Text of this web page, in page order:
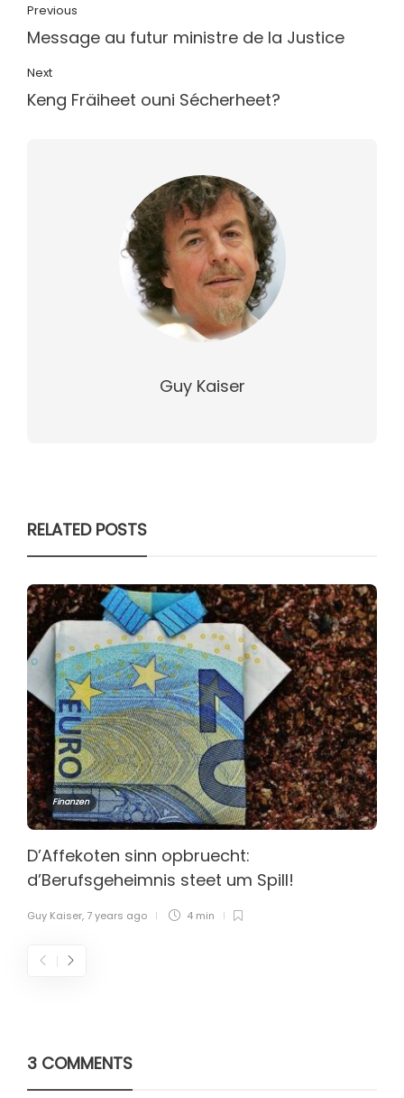
Previous
Message au futur ministre de la Justice
Next
Keng Fräiheet ouni Sécherheet?
Guy Kaiser
RELATED POSTS
Finanzen
D’Affekoten sinn opbruecht:
d’Berufsgeheimnis steet um Spill!
Guy Kaiser, 7 years ago 4 min
3 COMMENTS